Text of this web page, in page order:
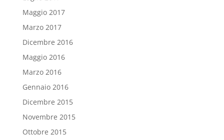
Maggio 2017
Marzo 2017
Dicembre 2016
Maggio 2016
Marzo 2016
Gennaio 2016
Dicembre 2015
Novembre 2015
Ottobre 2015